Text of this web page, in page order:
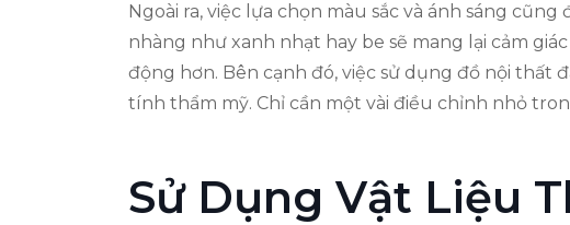
Ngoài ra, việc lựa chọn màu sắc và ánh sáng
nhàng như xanh nhạt hay be sẽ mang lại cảm
động hơn. Bên cạnh đó, việc sử dụng đồ nội thất
tính thẩm mỹ. Chỉ cần một vài điều chỉnh nhỏ
Sử Dụng Vật Liệu